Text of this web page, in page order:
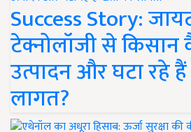
Success Story:
टेक्नोलॉजी से
उत्पादन और घटा रहे
लागत?